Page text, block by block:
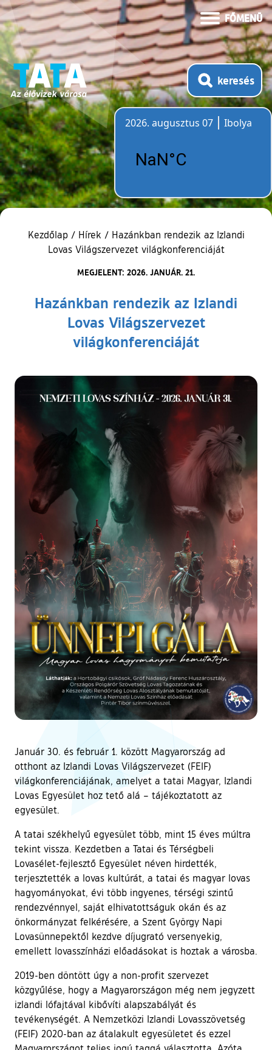
FŐMENÜ
keresés
2026. augusztus 07
Ibolya
Kezdőlap / Hírek / Hazánkban rendezik az Izlandi
Lovas Világszervezet világkonferenciáját
MEGJELENT: 2026. JANUÁR. 21.
Hazánkban rendezik az Izlandi
Lovas Világszervezet
világkonferenciáját
Január 30. és február 1. között Magyarország ad
otthont az Izlandi Lovas Világszervezet (FEIF)
világkonferenciájának, amelyet a tatai Magyar, Izlandi
Lovas Egyesület hoz tető alá – tájékoztatott az
egyesület.
A tatai székhelyű egyesület több, mint 15 éves múltra
tekint vissza. Kezdetben a Tatai és Térségbeli
Lovasélet-fejlesztő Egyesület néven hirdették,
terjesztették a lovas kultúrát, a tatai és magyar lovas
hagyományokat, évi több ingyenes, térségi szintű
rendezvénnyel, saját elhivatottságuk okán és az
önkormányzat felkérésére, a Szent György Napi
Lovasünnepektől kezdve díjugrató versenyekig,
emellett lovasszínházi előadásokat is hoztak a városba.
2019-ben döntött úgy a non-profit szervezet
közgyűlése, hogy a Magyarországon még nem jegyzett
izlandi lófajtával kibővíti alapszabályát és
tevékenységét. A Nemzetközi Izlandi Lovasszövetség
(FEIF) 2020-ban az átalakult egyesületet és ezzel